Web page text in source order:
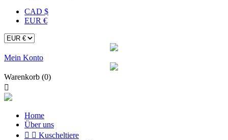
CAD $
EUR €
Mein Konto
Warenkorb (0)

Home
Über uns
  Kuscheltiere